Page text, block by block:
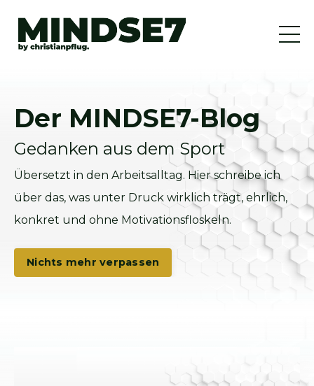
Der MINDSE7-Blog
Gedanken aus dem Sport
Übersetzt in den Arbeitsalltag. Hier schreibe ich
über das, was unter Druck wirklich trägt, ehrlich,
konkret und ohne Motivationsfloskeln.
Nichts mehr verpassen